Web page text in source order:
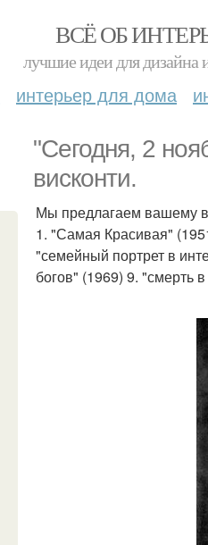
ВСЁ ОБ
лучшие идеи для дизайна
интерьер для дома
"Сегодня, 2
висконти.
Мы предлагаем вашему
1. "Самая Красивая"
"семейный портрет в
богов" (1969) 9. "смерть